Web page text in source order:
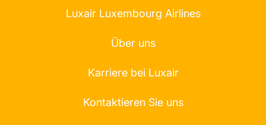
Luxair Luxembourg Airlines
Über uns
Karriere bei Luxair
Kontaktieren Sie uns